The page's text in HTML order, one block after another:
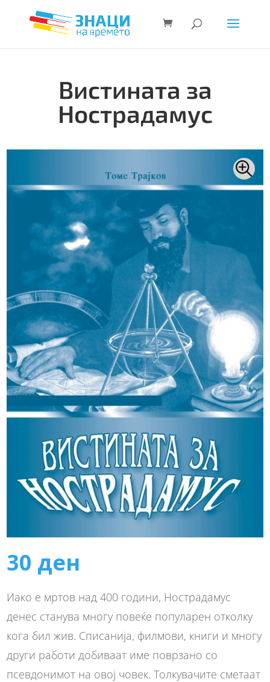
Вистината за
Нострадамус
30 ден
Иако е мртов над 400 години, Нострадамус
денес станува многу повеќе популарен отколку
кога бил жив. Списанија, филмови, книги и многу
други работи добиваат име поврзано со
псевдонимот на овој човек. Толкувачите сметаат